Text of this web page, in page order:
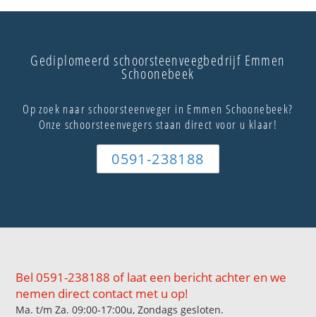
Gediplomeerd schoorsteenveegbedrijf Emmen
Schoonebeek
Op zoek naar schoorsteenveger in Emmen Schoonebeek?
Onze schoorsteenvegers staan direct voor u klaar!
0591-238188
Bel 0591-238188 of laat een bericht achter en we
nemen direct contact met u op!
Ma. t/m Za. 09:00-17:00u, Zondags gesloten.